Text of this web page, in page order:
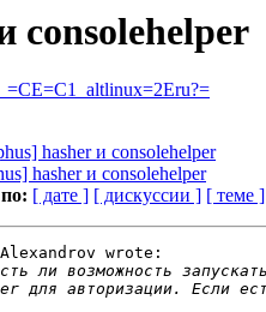
consolehelper
hasher и consolehelper
hasher и consolehelper
[ дате ] [ дискуссии ] [ теме ]
wrote: